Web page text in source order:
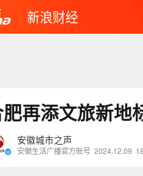
新浪财经
再添文旅新地
安徽城市之声
安徽生活广播官方账号 2024.12.09